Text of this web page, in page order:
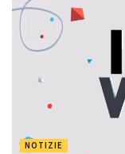
NOTIZIE